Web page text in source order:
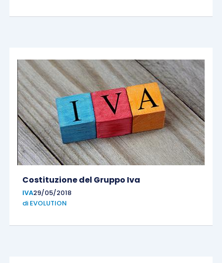
Costituzione del Gruppo Iva
IVA29/05/2018
di EVOLUTION